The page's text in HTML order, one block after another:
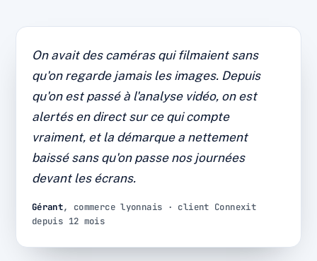
Commerce : démarque
inconnue divisée par deux
après la pose des caméras
Caméras IP, analyse vidéo et accès distant.
Diagnostic, installation et SAV par l'équipe interne
Connexit, sans sous-traitance, dans le respect du
RGPD.
÷2 12 mois
~90% NF A2P
On avait des caméras qui filmaient sans
qu'on regarde jamais les images. Depuis
qu'on est passé à l'analyse vidéo, on est
alertés en direct sur ce qui compte
vraiment, et la démarque a nettement
baissé sans qu'on passe nos journées
devant les écrans.
Gérant, commerce lyonnais · client Connexit
depuis 12 mois